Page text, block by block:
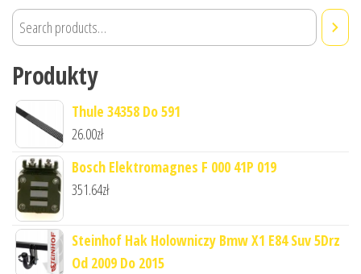
Produkty
Thule 34358 Do 591
26.00zł
Bosch Elektromagnes F 000 41P 019
351.64zł
Steinhof Hak Holowniczy Bmw X1 E84 Suv 5Drz
Od 2009 Do 2015